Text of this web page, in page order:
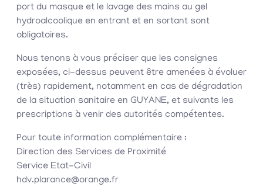
port du masque et le lavage des mains au gel
hydroalcoolique en entrant et en sortant sont
obligatoires.
Nous tenons à vous préciser que les consignes
exposées, ci-dessus peuvent être amenées à évoluer
(très) rapidement, notamment en cas de dégradation
de la situation sanitaire en GUYANE, et suivants les
prescriptions à venir des autorités compétentes.
Pour toute information complémentaire :
Direction des Services de Proximité
Service Etat-Civil
hdv.plarance@orange.fr